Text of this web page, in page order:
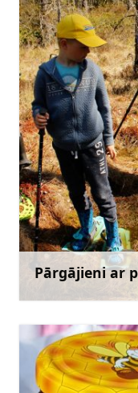
Pārgājieni ar
+371 20120101
Doties